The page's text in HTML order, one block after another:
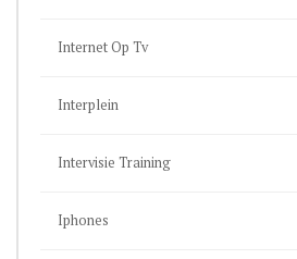
Internet Op Tv
Interplein
Intervisie Training
Iphones